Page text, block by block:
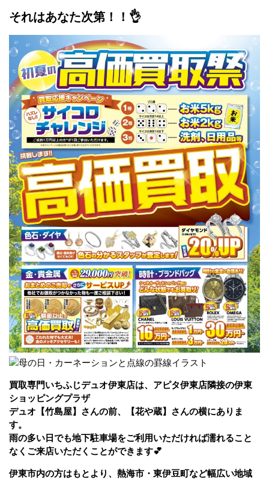
それはあなた次第！！👌
買取専門いちふじデュオ伊東店は、アピタ伊東店隣接の伊東
ショッピングプラザ
デュオ【竹島屋】さんの前、【花や蔵】さんの横にありま
す。
雨の多い日でも地下駐車場をご利用いただければ濡れること
なくご来店いただくことができます💕
伊東市内の方はもとより、熱海市・東伊豆町など幅広い地域